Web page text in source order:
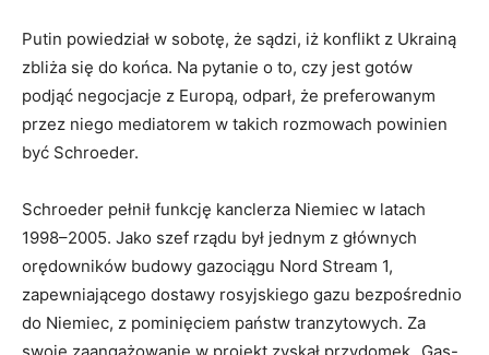
Putin powiedział w sobotę, że sądzi, iż konflikt z Ukrainą
zbliża się do końca. Na pytanie o to, czy jest gotów
podjąć negocjacje z Europą, odparł, że preferowanym
przez niego mediatorem w takich rozmowach powinien
być Schroeder.
Schroeder pełnił funkcję kanclerza Niemiec w latach
1998–2005. Jako szef rządu był jednym z głównych
orędowników budowy gazociągu Nord Stream 1,
zapewniającego dostawy rosyjskiego gazu bezpośrednio
do Niemiec, z pominięciem państw tranzytowych. Za